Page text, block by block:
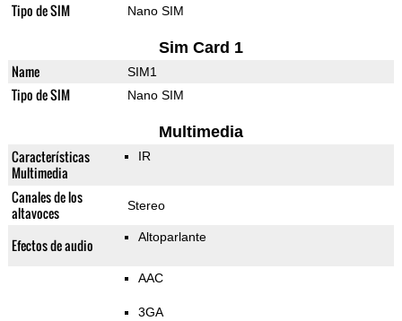
Tipo de SIM Nano SIM
Sim Card 1
Name SIM1
Tipo de SIM Nano SIM
Multimedia
Características
Multimedia
IR
Canales de los
altavoces
Stereo
Efectos de audio Altoparlante
AAC
3GA